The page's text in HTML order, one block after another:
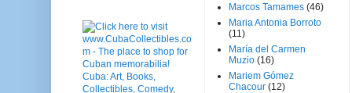
Marcos Tamames (46)
Maria Antonia Borroto
(11)
María del Carmen
Muzio (16)
Mariem Gómez
Chacour (12)